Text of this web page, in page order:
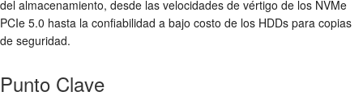
del almacenamiento, desde las velocidades de vértigo de los NVMe
PCIe 5.0 hasta la confiabilidad a bajo costo de los HDDs para copias
de seguridad.
Punto Clave